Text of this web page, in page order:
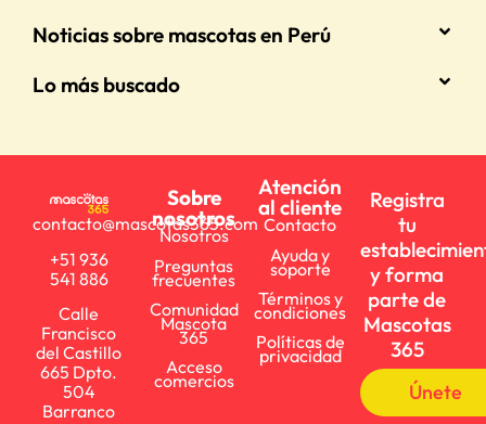
Noticias sobre mascotas en Perú
Lo más buscado
contacto@mascotas365.com
+51 936
541 886
Calle
Francisco
del Castillo
665 Dpto.
504
Barranco
Sobre
nosotros
Nosotros
Preguntas
frecuentes
Comunidad
Mascota
365
Acceso
comercios
Atención
al cliente
Contacto
Ayuda y
soporte
Términos y
condiciones
Políticas de
privacidad
Registra
tu
y forma
parte de
Mascotas
365
Únete